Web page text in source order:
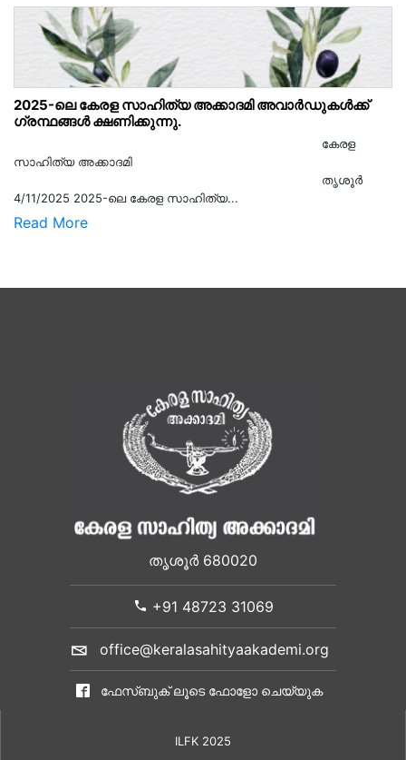
2025-ലെ കേരള സാഹിത്യ അക്കാദമി അവാർഡുകൾക്ക്
ഗ്രന്ഥങ്ങൾ ക്ഷണിക്കുന്നു.
കേരള
സാഹിത്യ അക്കാദമി
തൃശൂര്‍
4/11/2025 2025-ലെ കേരള സാഹിത്യ...
Read More
തൃശൂർ 680020
+91 48723 31069
office@keralasahityaakademi.org
ഫേസ്ബുക് ലൂടെ ഫോളോ ചെയ്യുക
ILFK 2025